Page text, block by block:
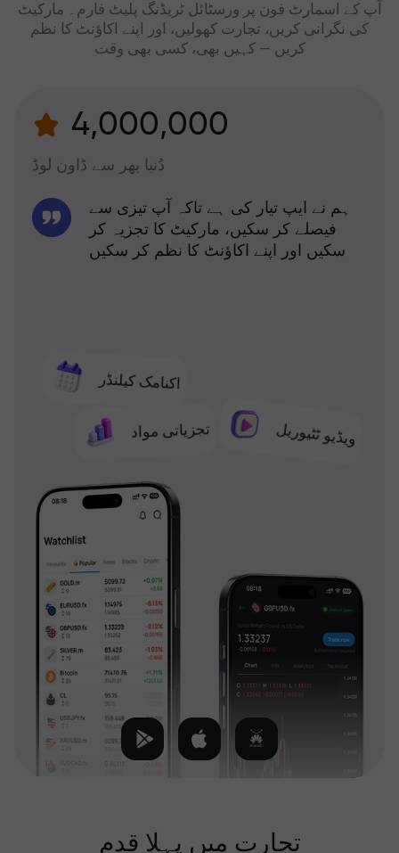
آپ کے اسمارٹ فون پر ورسٹائل ٹریڈنگ پلیٹ فارم۔ مارکیٹ
کی نگرانی کریں، تجارت کھولیں، اور اپنے اکاؤنٹ کا نظم
کریں — کہیں بھی، کسی بھی وقت
4,000,000
دُنیا بھر سے ڈاون لوڈ
اکنامک کیلنڈر
تجزیاتی مواد ویڈیو ٹٹیوریل
ہم نے ایپ تیار کی ہے تاکہ آپ تیزی سے
فیصلے کر سکیں، مارکیٹ کا تجزیہ کر
سکیں اور اپنے اکاؤنٹ کا نظم کر سکیں
تجارت میں پہلا قدم